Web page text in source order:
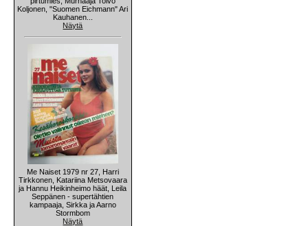
Koljonen, "Suomen Eichmann" Ari
Kauhanen...
Näytä
Me Naiset 1979 nr 27, Harri
Tirkkonen, Katariina Metsovaara
ja Hannu Heikinheimo häät, Leila
Seppänen - supertähtien
kampaaja, Sirkka ja Aarno
Stormbom
Näytä